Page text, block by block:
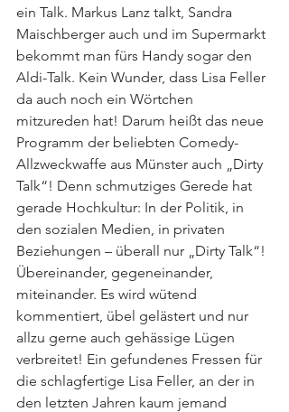
ein Talk. Markus Lanz talkt, Sandra
Maischberger auch und im Supermarkt
bekommt man fürs Handy sogar den
Aldi-Talk. Kein Wunder, dass Lisa Feller
da auch noch ein Wörtchen
mitzureden hat! Darum heißt das neue
Programm der beliebten Comedy-
Allzweckwaffe aus Münster auch „Dirty
Talk“! Denn schmutziges Gerede hat
gerade Hochkultur: In der Politik, in
den sozialen Medien, in privaten
Beziehungen – überall nur „Dirty Talk“!
Übereinander, gegeneinander,
miteinander. Es wird wütend
kommentiert, übel gelästert und nur
allzu gerne auch gehässige Lügen
verbreitet! Ein gefundenes Fressen für
die schlagfertige Lisa Feller, an der in
den letzten Jahren kaum jemand